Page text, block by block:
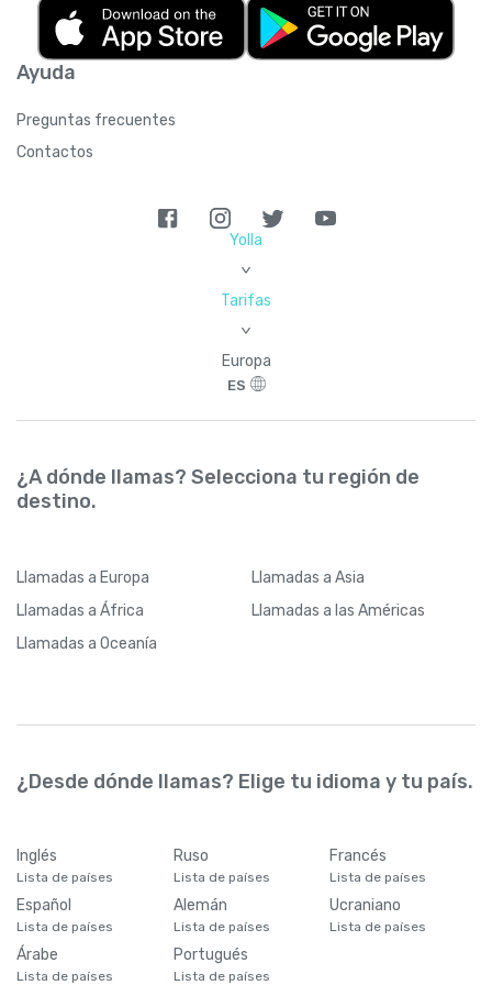
Ayuda
Preguntas frecuentes
Contactos
Yolla
>
Tarifas
>
Europa
ES
¿A dónde llamas? Selecciona tu región de
destino.
Llamadas a Europa Llamadas a Asia
Llamadas a África Llamadas a las Américas
Llamadas a Oceanía
¿Desde dónde llamas? Elige tu idioma y tu país.
Inglés
Lista de países
Ruso
Lista de países
Francés
Lista de países
Español
Lista de países
Alemán
Lista de países
Ucraniano
Lista de países
Árabe
Lista de países
Portugués
Lista de países